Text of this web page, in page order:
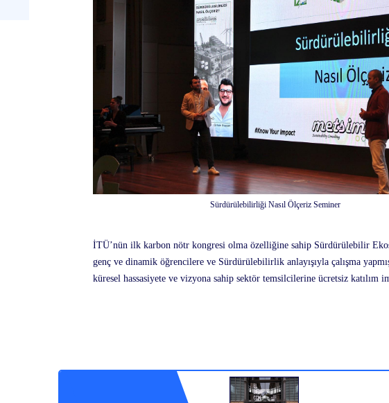
Sürdürülebilirliği Nasıl Ölçeriz Seminer
İTÜ’nün ilk karbon nötr kongresi olma özelliğine sahip Sürdürülebilir
genç ve dinamik öğrencilere ve Sürdürülebilirlik anlayışıyla çalışma
küresel hassasiyete ve vizyona sahip sektör temsilcilerine ücretsiz katılım